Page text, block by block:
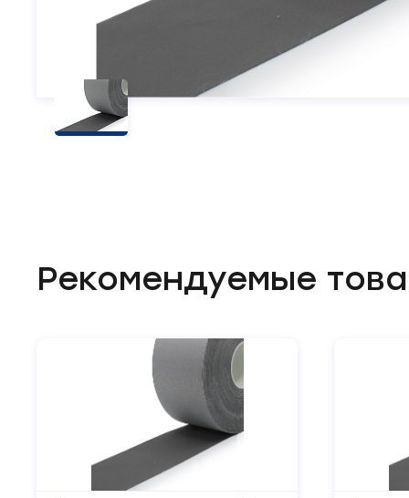
0
Товары для маркировки
Утеплители и наполнители
Запчасти: иглы
Нетканые материалы
Установочное оборудование
Рекомендуемые